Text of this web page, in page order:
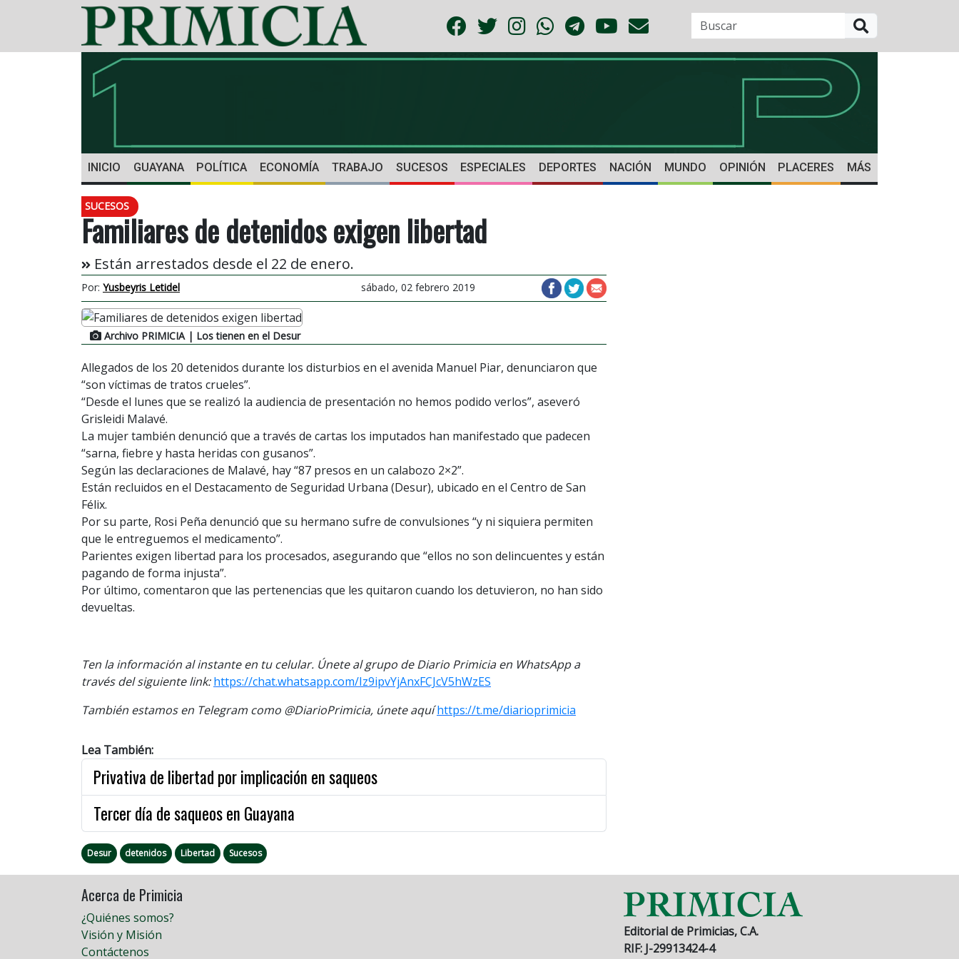
INICIO GUAYANA POLÍTICA ECONOMÍA TRABAJO SUCESOS ESPECIALES DEPORTES NACIÓN MUNDO OPINIÓN PLACERES MÁS
SUCESOS
Familiares de detenidos exigen libertad
Están arrestados desde el 22 de enero.
Por: Yusbeyris Letidel sábado, 02 febrero 2019
Archivo PRIMICIA | Los tienen en el Desur
Allegados de los 20 detenidos durante los disturbios en el avenida Manuel Piar, denunciaron que
“son víctimas de tratos crueles”.
“Desde el lunes que se realizó la audiencia de presentación no hemos podido verlos”, aseveró
Grisleidi Malavé.
La mujer también denunció que a través de cartas los imputados han manifestado que padecen
“sarna, fiebre y hasta heridas con gusanos”.
Según las declaraciones de Malavé, hay “87 presos en un calabozo 2×2”.
Están recluidos en el Destacamento de Seguridad Urbana (Desur), ubicado en el Centro de San
Félix.
Por su parte, Rosi Peña denunció que su hermano sufre de convulsiones “y ni siquiera permiten
que le entreguemos el medicamento”.
Parientes exigen libertad para los procesados, asegurando que “ellos no son delincuentes y están
pagando de forma injusta”.
Por último, comentaron que las pertenencias que les quitaron cuando los detuvieron, no han sido
devueltas.
Ten la información al instante en tu celular. Únete al grupo de Diario Primicia en WhatsApp a
través del siguiente link:https://chat.whatsapp.com/Iz9ipvYjAnxFCJcV5hWzES
También estamos en Telegram como @DiarioPrimicia, únete aquí https://t.me/diarioprimicia
Lea También:
Privativa de libertad por implicación en saqueos
Tercer día de saqueos en Guayana
Desur detenidos Libertad Sucesos
Acerca de Primicia
¿Quiénes somos?
Visión y Misión
Contáctenos
Editorial de Primicias, C.A.
RIF: J-29913424-4